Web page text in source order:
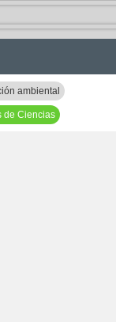
ambiental
de Ciencias